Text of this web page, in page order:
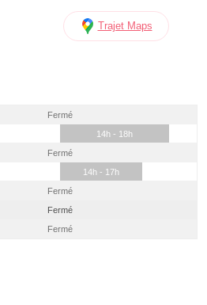
Trajet Maps
Fermé
14h - 18h
Fermé
14h - 17h
Fermé
Fermé
Fermé